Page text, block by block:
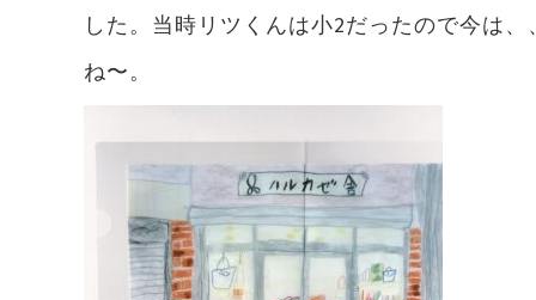
した。当時リツくんは小2だったので今は
ね〜。